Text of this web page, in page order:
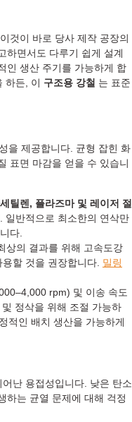
것이 바로 당사 제작 공장의
하면서도 다루기 쉽게 설계
인 생산 주기를 가능하게 합
하든, 이 구조용 강철 는 표준
을 제공합니다. 균형 잡힌 화
표면 마감을 얻을 수 있습니
틸렌, 플라즈마 및 레이저 절
반적으로 최소한의 연삭만
다.
상의 결과를 위해 고속도강
할 것을 권장합니다. 밀링
rpm) 및 이송 속도
정삭을 위해 조절 가능하
적인 배치 생산을 가능하게
어난 용접성입니다. 낮은 탄소
하는 균열 문제에 대해 걱정